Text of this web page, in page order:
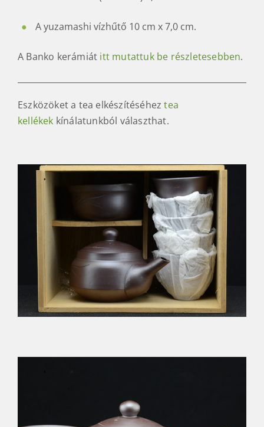
A yuzamashi vízhűtő 10 cm x 7,0 cm.
A Banko kerámiát itt mutattuk be részletesebben.
Eszközöket a tea elkészítéséhez tea
kellékek kínálatunkból választhat.